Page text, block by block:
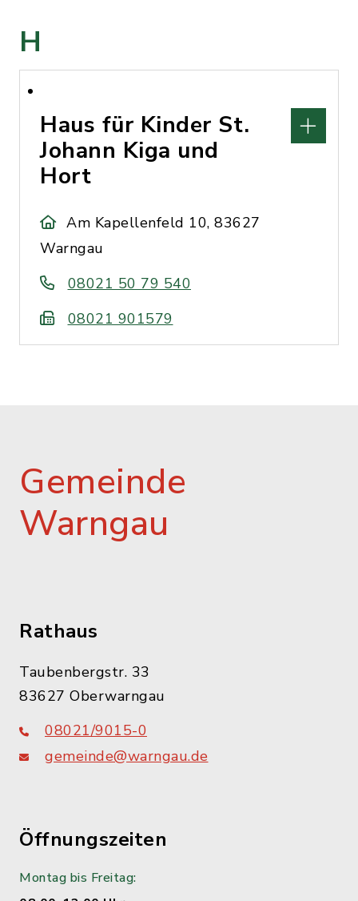
H
Haus für Kinder St.
Johann Kiga und
Hort
Am Kapellenfeld 10, 83627
Warngau
08021 50 79 540
08021 901579
Gemeinde
Warngau
Rathaus
Taubenbergstr. 33
83627 Oberwarngau
08021/9015-0
gemeinde@warngau.de
Öffnungszeiten
Montag bis Freitag: